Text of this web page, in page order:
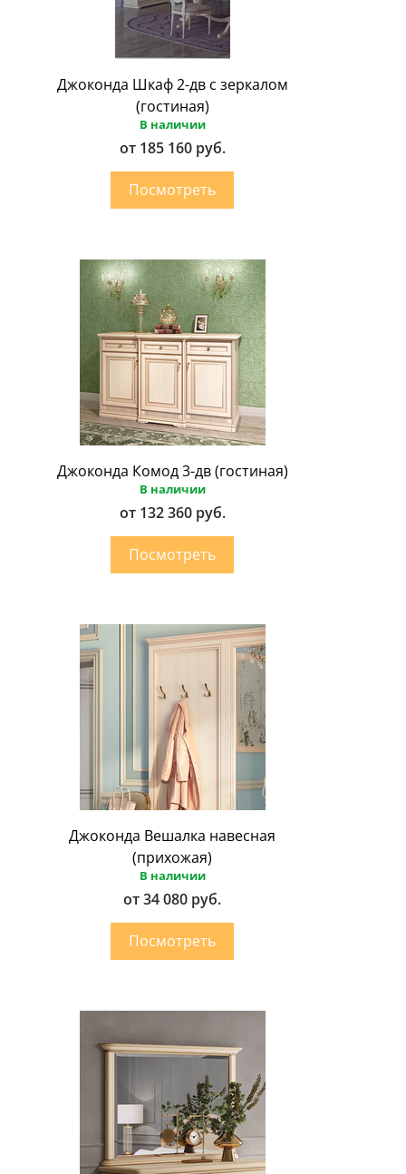
Джоконда Шкаф 2-дв с зеркалом
(гостиная)
В наличии
от 185 160 руб.
Джоконда Комод 3-дв (гостиная)
В наличии
от 132 360 руб.
Джоконда Вешалка навесная
(прихожая)
В наличии
от 34 080 руб.